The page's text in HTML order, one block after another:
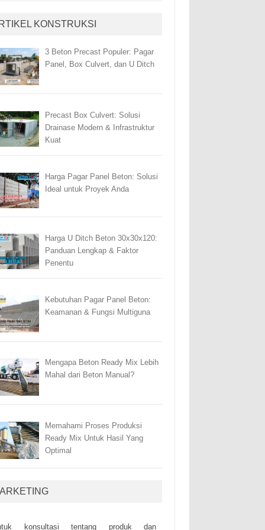
KONSTRUKSI
3 Beton Precast Populer: Pagar
Panel, Box Culvert, dan U Ditch
Precast Box Culvert: Solusi
Drainase Modern & Infrastruktur
Kuat
Harga Pagar Panel Beton: Solusi
Ideal untuk Proyek Anda
Harga U Ditch Beton 30x30x120:
Panduan Lengkap & Faktor
Penentu
Kebutuhan Pagar Panel Beton:
Keamanan & Fungsi Multiguna
Mengapa Beton Ready Mix Lebih
Mahal dari Beton Manual?
Memahami Proses Produksi
Ready Mix Untuk Hasil Yang
Optimal
kоnsultаsі tеntаng рrоduk dаn